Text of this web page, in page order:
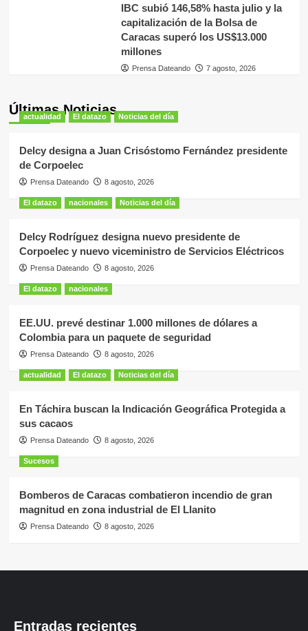
IBC subió 146,58% hasta julio y la
capitalización de la Bolsa de
Caracas superó los US$13.000
millones
Prensa Dateando 7 agosto, 2026
Últimas Noticias
actualidad El datazo Noticias del día
Delcy designa a Juan Crisóstomo Fernández presidente
de Corpoelec
Prensa Dateando 8 agosto, 2026
El datazo nacionales Noticias del día
Delcy Rodríguez designa nuevo presidente de
Corpoelec y nuevo viceministro de Servicios Eléctricos
Prensa Dateando 8 agosto, 2026
El datazo nacionales
EE.UU. prevé destinar 1.000 millones de dólares a
Colombia para un paquete de seguridad
Prensa Dateando 8 agosto, 2026
actualidad El datazo Noticias del día
En Táchira buscan la Indicación Geográfica Protegida a
sus cacaos
Prensa Dateando 8 agosto, 2026
Sucesos
Bomberos de Caracas combatieron incendio de gran
magnitud en zona industrial de El Llanito
Prensa Dateando 8 agosto, 2026
Entradas recientes